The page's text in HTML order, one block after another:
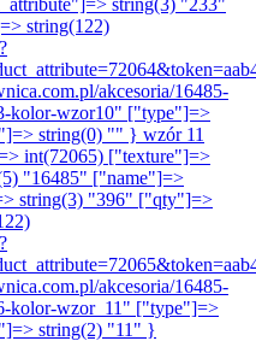
string(122)
akcesoria/16485-
kolor-wzor10" ["type"]=>
string(0) "" } wzór 11
int(72065) ["texture"]=>
"16485" ["name"]=>
string(3) "396" ["qty"]=>
akcesoria/16485-
kolor-wzor_11" ["type"]=>
string(2) "11" }